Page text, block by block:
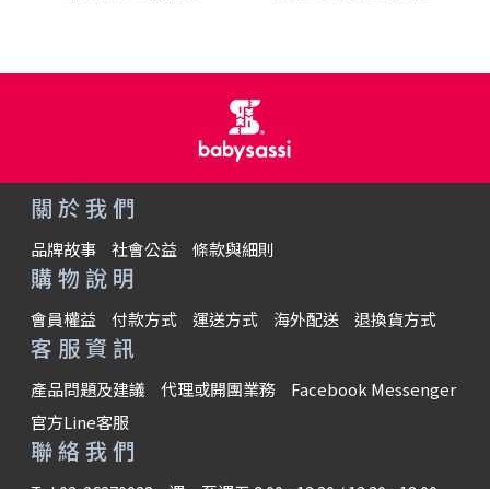
關於我們
品牌故事 社會公益 條款與細則
購物說明
會員權益 付款方式 運送方式 海外配送 退換貨方式
客服資訊
產品問題及建議 代理或開團業務
Facebook Messenger
官方Line客服
聯絡我們